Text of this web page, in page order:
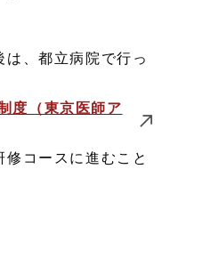
は、都立病院で行っ
度（東京医師ア
修コースに進むこと